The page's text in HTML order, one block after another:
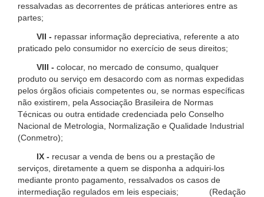
ressalvadas as decorrentes de práticas anteriores entre as
partes;
VII - repassar informação depreciativa, referente a ato
praticado pelo consumidor no exercício de seus direitos;
VIII - colocar, no mercado de consumo, qualquer
produto ou serviço em desacordo com as normas expedidas
pelos órgãos oficiais competentes ou, se normas específicas
não existirem, pela Associação Brasileira de Normas
Técnicas ou outra entidade credenciada pelo Conselho
Nacional de Metrologia, Normalização e Qualidade Industrial
(Conmetro);
IX - recusar a venda de bens ou a prestação de
serviços, diretamente a quem se disponha a adquiri-los
mediante pronto pagamento, ressalvados os casos de
intermediação regulados em leis especiais; (Redação